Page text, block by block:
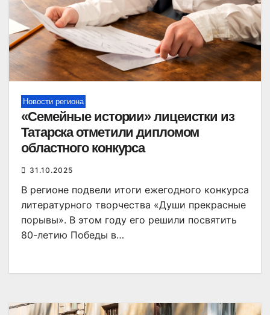
Новости региона
«Семейные истории» лицеистки из
Татарска отметили дипломом
областного конкурса
31.10.2025
В регионе подвели итоги ежегодного конкурса
литературного творчества «Души прекрасные
порывы». В этом году его решили посвятить
80-летию Победы в…